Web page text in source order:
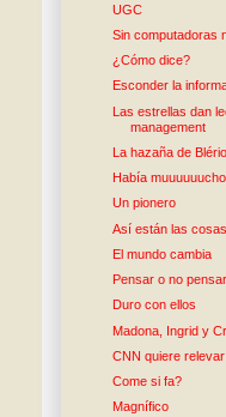
UGC
Sin computadoras
¿Cómo dice?
Esconder la
Las estrellas dan
management
La hazaña de
Había
Un pionero
Así están las cosas
El mundo cambia
Pensar o no pensar
Duro con ellos
Madona, Ingrid y
CNN quiere relevar
Come si fa?
Magnífico